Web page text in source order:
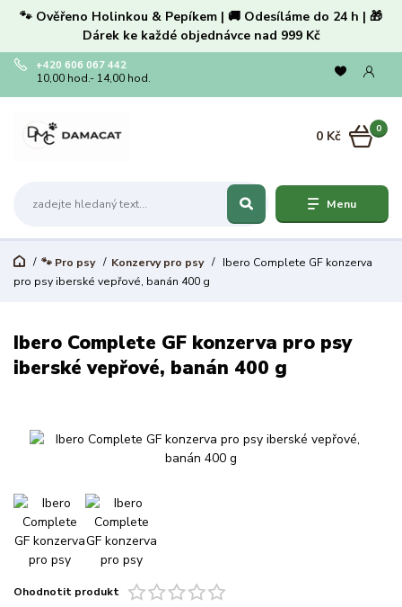
🐾 Ověřeno Holinkou & Pepíkem | 🚚 Odesíláme do 24 h | 🎁
Dárek ke každé objednávce nad 999 Kč
Menu
+420 606 067 442
10,00 hod.- 14,00 hod.
0
0 Kč
🐾 Pro psy Konzervy pro psy
Ibero Complete GF konzerva
pro psy iberské vepřové, banán 400 g
Ibero Complete GF konzerva pro psy
iberské vepřové, banán 400 g
Ohodnotit produkt